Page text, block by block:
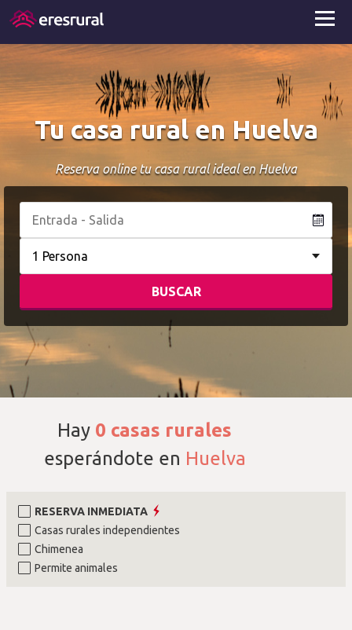
Tu casa rural en Huelva
Reserva online tu casa rural ideal en Huelva
Hay 0 casas rurales
esperándote en Huelva
RESERVA INMEDIATA
Casas rurales independientes
Chimenea
Permite animales